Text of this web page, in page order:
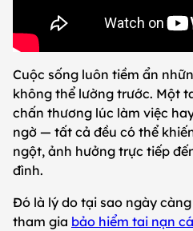
Cuộc sống luôn tiềm ẩn
không thể lường trước. Một
chấn thương lúc làm việc
ngờ — tất cả đều có thể
ngột, ảnh hưởng trực tiếp
đình.
Đó là lý do tại sao ngày
tham gia bảo hiểm tai nạn